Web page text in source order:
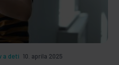
a deti 10. apríla 2025